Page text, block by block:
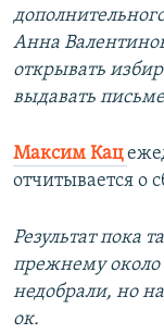
Анна
открывать
выдавать
Максим Кац
отчитывается о
Результат пока
прежнему около
недобрали, но
ок.